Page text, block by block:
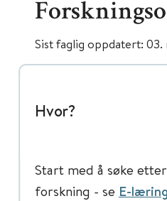
Sist faglig oppdatert: 03.
Hvor?
Start med å søke
forskning - se E-